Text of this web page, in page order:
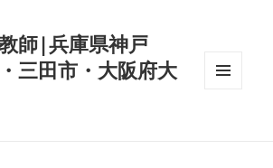
師|兵庫県神戸
三田市・大阪府大